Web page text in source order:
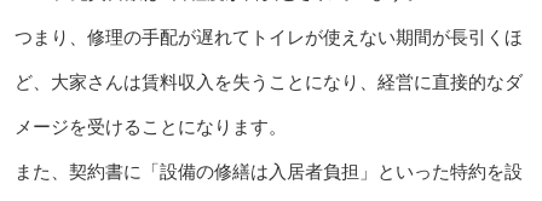
つまり、修理の手配が遅れてトイレが使えない期間が長引くほ
ど、大家さんは賃料収入を失うことになり、経営に直接的なダ
メージを受けることになります。
また、契約書に「設備の修繕は入居者負担」といった特約を設